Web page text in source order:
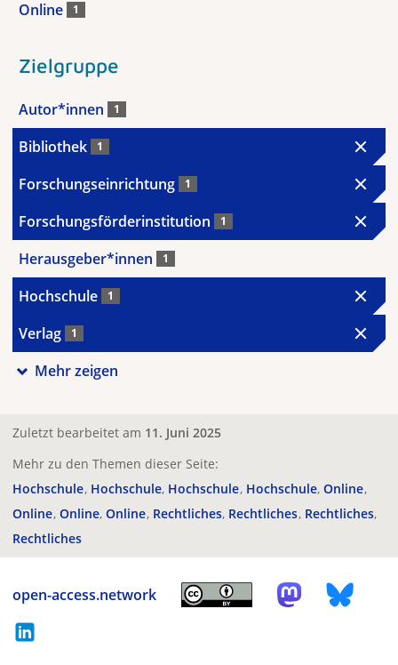
Online 1
Zielgruppe
Autor*innen 1
Bibliothek 1
Forschungseinrichtung 1
Forschungsförderinstitution 1
Herausgeber*innen 1
Hochschule 1
Verlag 1
Mehr zeigen
Zuletzt bearbeitet am 11. Juni 2025
Mehr zu den Themen dieser Seite:
Hochschule Hochschule Hochschule Hochschule Online
Online Online Online Rechtliches Rechtliches Rechtliches
Rechtliches
open-access.network